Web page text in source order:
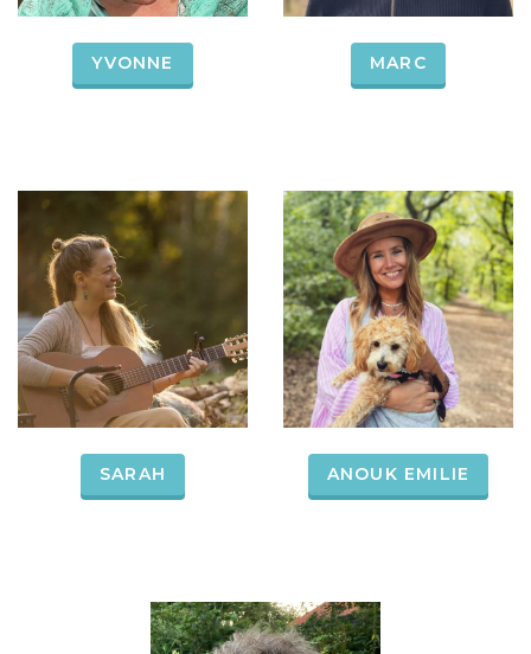
YVONNE MARC
SARAH ANOUK EMILIE